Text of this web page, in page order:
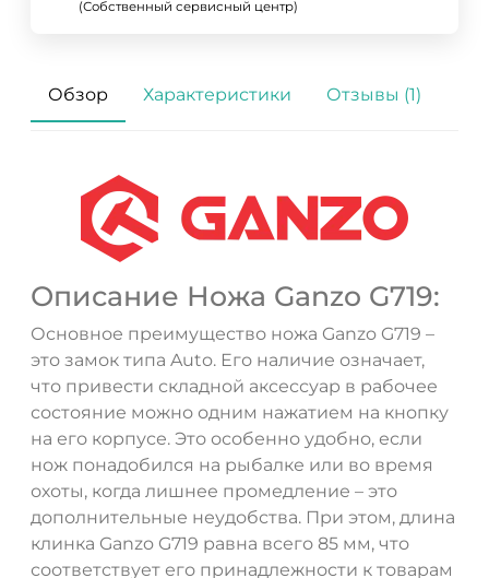
(Собственный сервисный центр)
Обзор Характеристики Отзывы (1)
Описание Ножа Ganzo G719:
Основное преимущество ножа Ganzo G719 –
это замок типа Auto. Его наличие означает,
что привести складной аксессуар в рабочее
состояние можно одним нажатием на кнопку
на его корпусе. Это особенно удобно, если
нож понадобился на рыбалке или во время
охоты, когда лишнее промедление – это
дополнительные неудобства. При этом, длина
клинка Ganzo G719 равна всего 85 мм, что
соответствует его принадлежности к товарам